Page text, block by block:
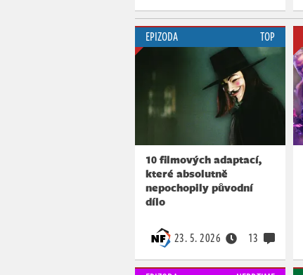
EPIZODA TOP
10 filmových adaptací,
které absolutně
nepochopily původní
dílo
23. 5. 2026 13